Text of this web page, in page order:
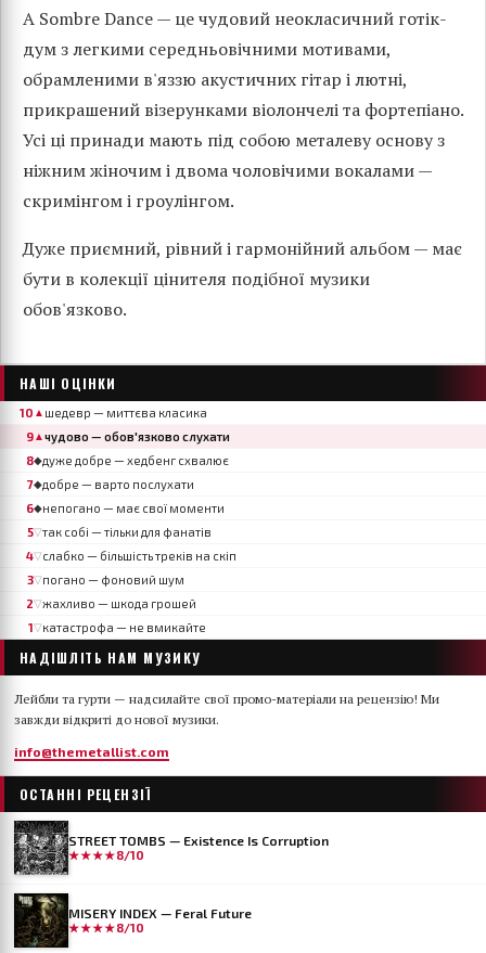
A Sombre Dance — це чудовий неокласичний готік-
дум з легкими середньовічними мотивами,
обрамленими в'яззю акустичних гітар і лютні,
прикрашений візерунками віолончелі та фортепіано.
Усі ці принади мають під собою металеву основу з
ніжним жіночим і двома чоловічими вокалами —
скримінгом і гроулінгом.
Дуже приємний, рівний і гармонійний альбом — має
бути в колекції цінителя подібної музики
обов'язково.
НАШІ ОЦІНКИ
10 ▲ шедевр — миттєва класика
9▲чудово — обов'язково слухати
8◆дуже добре — хедбенг схвалює
7◆добре — варто послухати
6◆непогано — має свої моменти
5▽так собі — тільки для фанатів
4▽слабко — більшість треків на скіп
3▽погано — фоновий шум
2▽жахливо — шкода грошей
1▽катастрофа — не вмикайте
НАДІШЛІТЬ НАМ МУЗИКУ
Лейбли та гурти — надсилайте свої промо-матеріали на рецензію! Ми
завжди відкриті до нової музики.
info@themetallist.com
ОСТАННІ РЕЦЕНЗІЇ
STREET TOMBS — Existence Is Corruption
★★★★8/10
MISERY INDEX — Feral Future
★★★★8/10